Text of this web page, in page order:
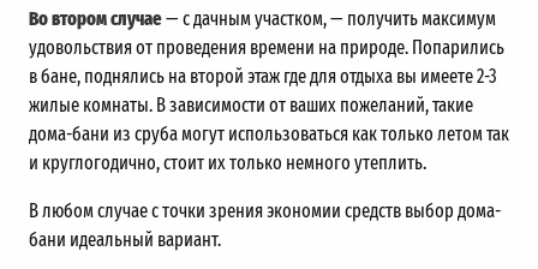
Во втором случае— с дачным участком, — получить максимум
удовольствия от проведения времени на природе. Попарились
в бане, поднялись на второй этаж где для отдыха вы имеете 2-3
жилые комнаты. В зависимости от ваших пожеланий, такие
дома-бани из сруба могут использоваться как только летом так
и круглогодично, стоит их только немного утеплить.
В любом случае с точки зрения экономии средств выбор дома-
бани идеальный вариант.